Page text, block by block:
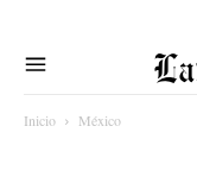
Inicio México